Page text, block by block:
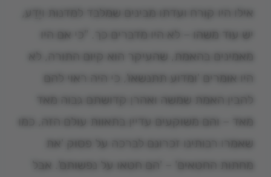
אילו היו קורח ועדתו מבינים שמלבד למדנות ויֶדַע,
יש עוד משהו – לא היו מדברים כך. "כי אם היו
מאמינים בהאמת, שהעיקר הוא קיום התורה, לא
היו אומרים 'ומדוע תתנשאו', כי היה ראוי להם
להבין האמת שמשה ואהרן קדושתם גבוה מאד
מאד – והם משוקעים עדיין בתאוות עולם הזה, כמו
שאמרו רבותינו זכרונם לברכה על פסוק 'את
מחתות החטאים' – 'הם חטאו על נפשותם'. אבל